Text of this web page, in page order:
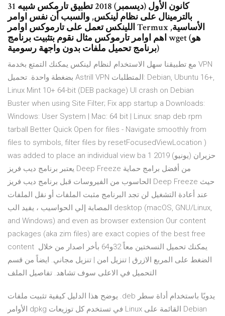
31 كانون الأول (ديسمبر) 2018 تطبيق تارمكس شبيه
بالترمينال على نظام لينكس, والسبب أن نفس اوامر
اللينكس تعمل على تارموكس اوامر Termux الأساسية,
اهم اوامر تارموكس مثال نقوم بتثبيت برنامج wget (هو
برنامج تحميل ملفات بدون واجهة رسومية)
مع تطبيقنا سهل الاستخدام لنظام لينكس يمكنك التمتع بخدمة VPN
بضغطة واحدة. تحميل Astrill VPN المتطلبات: Debian, Ubuntu 16+,
Linux Mint 10+ 64-bit (DEB package) UI crash on Debian
Buster when using Site Filter; Fix app startup a Downloads:
Windows: User System | Mac: 64 bit | Linux: snap deb rpm
tarball Better Quick Open for files - Navigate smoothly from
files to symbols, filter files by resetFocusedViewLocation )
was added to place an individual view ba 1 حزيران (يونيو) 2019
يعتبر برنامج ديب فريز Deep Freeze من أفضل برامج حماية
الحاسوب من الفيروسات قبل برنامج ديب فريز Deep Freeze حيث
عند أعادة التشغيل لن تجد البرنامج مثبت الملفات أو نقل الملفات
المصابة إلي الحواسيب ، يفيد الب desktop (macOS, GNU/Linux,
and Windows) and even as browser extension Our content
packages (aka zim files) are exact copies of the best free
content يمكنك تحميل النسختين معاً 32و64 بأخر اصدار من خلال
الضغط على المربع الازرق | تنزيل امن | تنزيل مجاني. ايضاً من قسم
يوضح هذا الدليل كيفية تثبيت ملفات .deb يدويًا باستخدام أداة سطر
الأوامر dpkg في تستخدم كل توزيعات Linux القائمة على Debian